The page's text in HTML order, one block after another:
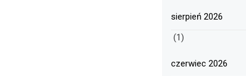
sierpień 2026
(1)
czerwiec 2026